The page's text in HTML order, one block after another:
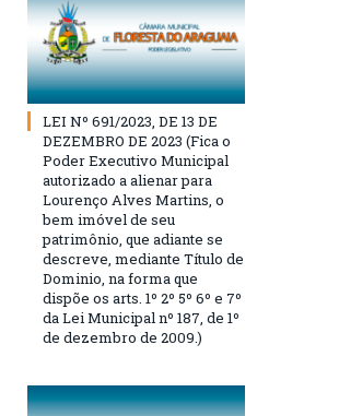
LEI Nº 691/2023, DE 13 DE
DEZEMBRO DE 2023 (Fica o
Poder Executivo Municipal
autorizado a alienar para
Lourenço Alves Martins, o
bem imóvel de seu
patrimônio, que adiante se
descreve, mediante Título de
Dominio, na forma que
dispõe os arts. 1º 2º 5º 6º e 7º
da Lei Municipal nº 187, de 1º
de dezembro de 2009.)